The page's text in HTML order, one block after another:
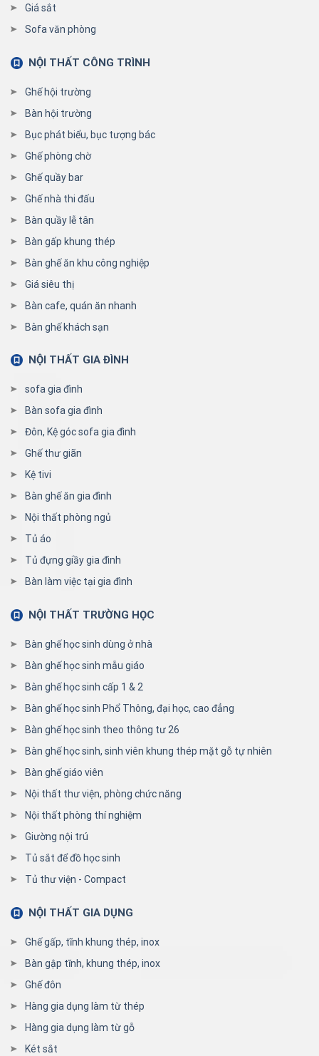
Giá sắt
Sofa văn phòng
NỘI THẤT CÔNG TRÌNH
Ghế hội trường
Bàn hội trường
Bục phát biểu, bục tượng bác
Ghế phòng chờ
Ghế quầy bar
Ghế nhà thi đấu
Bàn quầy lễ tân
Bàn gấp khung thép
Bàn ghế ăn khu công nghiệp
Giá siêu thị
Bàn cafe, quán ăn nhanh
Bàn ghế khách sạn
NỘI THẤT GIA ĐÌNH
sofa gia đình
Bàn sofa gia đình
Đôn, Kệ góc sofa gia đình
Ghế thư giãn
Kệ tivi
Bàn ghế ăn gia đình
Nội thất phòng ngủ
Tủ áo
Tủ đựng giầy gia đình
Bàn làm việc tại gia đình
NỘI THẤT TRƯỜNG HỌC
Bàn ghế học sinh dùng ở nhà
Bàn ghế học sinh mẫu giáo
Bàn ghế học sinh cấp 1 & 2
Bàn ghế học sinh Phổ Thông, đại học, cao đẳng
Bàn ghế học sinh theo thông tư 26
Bàn ghế học sinh, sinh viên khung thép mặt gỗ tự nhiên
Bàn ghế giáo viên
Nội thất thư viện, phòng chức năng
Nội thất phòng thí nghiệm
Giường nội trú
Tủ sắt để đồ học sinh
Tủ thư viện - Compact
NỘI THẤT GIA DỤNG
Ghế gấp, tĩnh khung thép, inox
Bàn gập tĩnh, khung thép, inox
Ghế đôn
Hàng gia dụng làm từ thép
Hàng gia dụng làm từ gỗ
Két sắt